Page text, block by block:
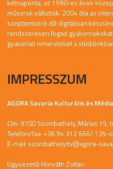
kétnaponta, az 1990-es évek
műsorok váltották. 2004 óta az
szeptemberé-től digitálisan
rendszeresen fogad
gyakorlati ismereteket a
IMPRESSZUM
AGORA Savaria Kulturális és
Cím: 9700 Szombathely, Márius 15.
Telefon/fax: +36 94 312 666/ 135-
E-mail: szombathelyitv@agora-
Ügyvezető: Horváth Zoltán